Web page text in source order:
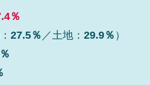
％
27.5％ ／土地： 29.9％ ）